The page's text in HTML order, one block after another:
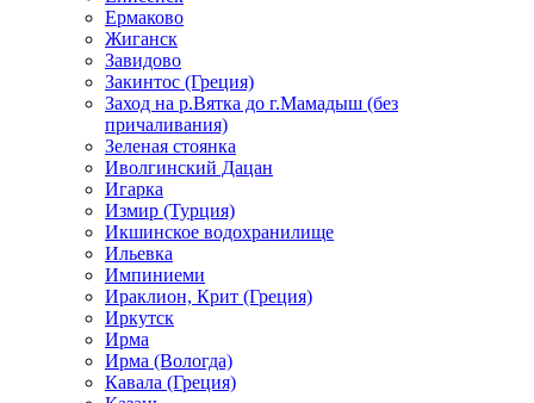
Ермаково
Жиганск
Завидово
Закинтос (Греция)
Заход на р.Вятка до г.Мамадыш (без
причаливания)
Зеленая стоянка
Иволгинский Дацан
Игарка
Измир (Турция)
Икшинское водохранилище
Ильевка
Импиниеми
Ираклион, Крит (Греция)
Иркутск
Ирма
Ирма (Вологда)
Кавала (Греция)